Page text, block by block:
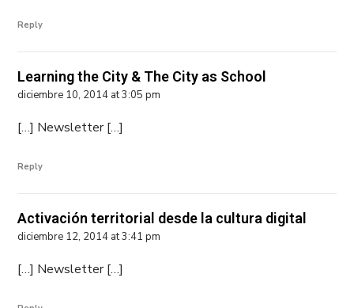
Reply
Learning the City & The City as School
diciembre 10, 2014 at 3:05 pm
[…] Newsletter […]
Reply
Activación territorial desde la cultura digital
diciembre 12, 2014 at 3:41 pm
[…] Newsletter […]